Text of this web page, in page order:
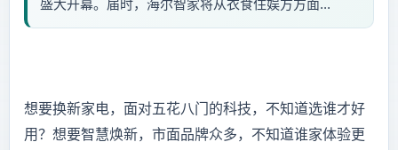
盛大开幕。届时，海尔智家将从衣食住娱方方面...
想要换新家电，面对五花八门的科技，不知道选谁才好
用？想要智慧焕新，市面品牌众多，不知道谁家体验更